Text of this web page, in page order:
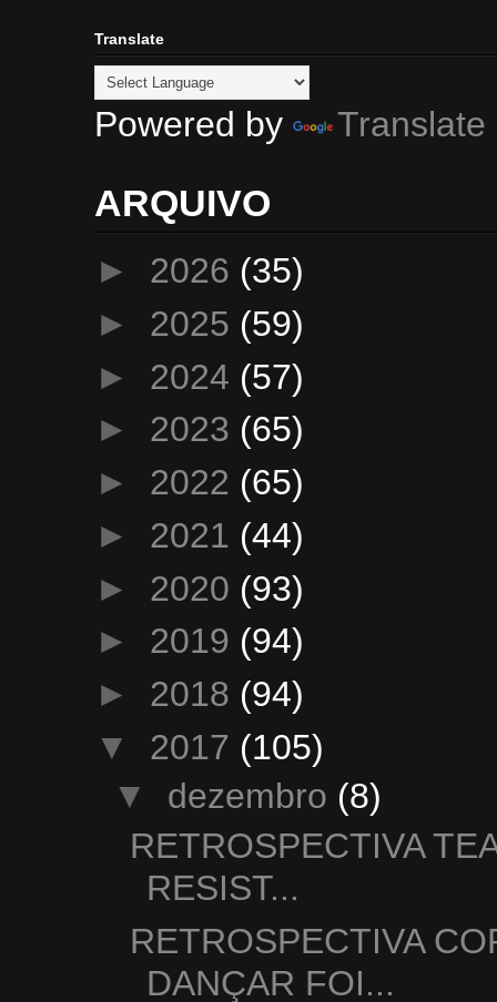
Translate
Powered by Translate
ARQUIVO
► 2026 (35)
► 2025 (59)
► 2024 (57)
► 2023 (65)
► 2022 (65)
► 2021 (44)
► 2020 (93)
► 2019 (94)
► 2018 (94)
▼ 2017 (105)
▼ dezembro (8)
RETROSPECTIVA
RESIST...
RETROSPECTIVA
DANÇAR FOI...